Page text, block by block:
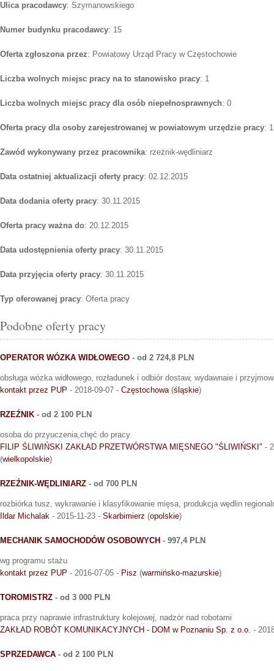
Ulica pracodawcy: Szymanowskiego
Numer budynku pracodawcy: 15
Oferta zgłoszona przez: Powiatowy Urząd Pracy w Częstochowie
Liczba wolnych miejsc pracy na to stanowisko pracy: 1
Liczba wolnych miejsc pracy dla osób niepełnosprawnych: 0
Oferta pracy dla osoby zarejestrowanej w powiatowym urzędzie pracy: 1
Zawód wykonywany przez pracownika: rzeźnik-wędliniarz
Data ostatniej aktualizacji oferty pracy: 02.12.2015
Data dodania oferty pracy: 30.11.2015
Oferta pracy ważna do: 20.12.2015
Data udostępnienia oferty pracy: 30.11.2015
Data przyjęcia oferty pracy: 30.11.2015
Typ oferowanej pracy: Oferta pracy
Podobne oferty pracy
OPERATOR WÓZKA WIDŁOWEGO - od 2 724,8 PLN
obsługa wózka widłowego, rozładunek i odbiór dostaw, wydawnaie i
kontakt przez PUP - 2018-09-07 - Częstochowa(śląskie)
RZEŹNIK - od 2 100 PLN
osoba do przyuczenia,chęć do pracy
FILIP ŚLIWIŃSKI ZAKŁAD PRZETWÓRSTWA MIĘSNEGO "ŚLIWIŃSKI" -
(wielkopolskie)
RZEŹNIK-WĘDLINIARZ - od 700 PLN
rozbiórka tusz, wykrawanie i klasyfikowanie mięsa, produkcja wędlin
Ildar Michalak - 2015-11-23 - Skarbimierz (opolskie)
MECHANIK SAMOCHODÓW OSOBOWYCH - 997,4 PLN
wg programu stażu
kontakt przez PUP - 2016-07-05 - Pisz (warmińsko-mazurskie)
TOROMISTRZ - od 3 000 PLN
praca przy naprawie infrastruktury kolejowej, nadzór nad robotami
ZAKŁAD ROBÓT KOMUNIKACYJNYCH - DOM w Poznaniu Sp. z o.o. -
SPRZEDAWCA - od 2 100 PLN